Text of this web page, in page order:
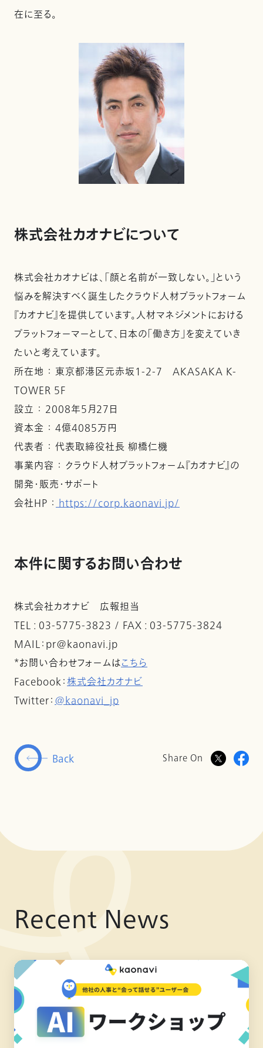
在に至る。
株式会社カオナビについて
株式会社カオナビは、「顔と名前が一致しない。」という
悩みを解決すべく誕生したクラウド人材プラットフォーム
『カオナビ』を提供しています。人材マネジメントにおける
プラットフォーマーとして、日本の「働き方」を変えていき
たいと考えています。
所在地 ： 東京都港区元赤坂1-2-7 AKASAKA K-
TOWER 5F
設立 ： 2008年5月27日
資本金 ： 4億4085万円
代表者 ： 代表取締役社長 柳橋仁機
事業内容 ： クラウド人材プラットフォーム『カオナビ』の
開発・販売・サポート
会社HP ： https://corp.kaonavi.jp/
本件に関するお問い合わせ
株式会社カオナビ 広報担当
TEL : 03-5775-3823 / FAX : 03-5775-3824
MAIL：pr@kaonavi.jp
*お問い合わせフォームはこちら
Facebook： 株式会社カオナビ
Twitter： @kaonavi_jp
Back Share On
Recent News